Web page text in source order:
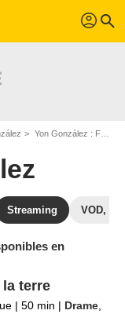
profil search
Yon González : Films et séries online
Streaming VOD,
en
terre
| 50 min | Drame